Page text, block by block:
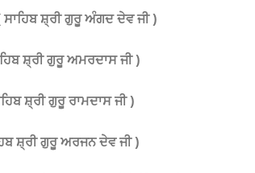
ਸ਼੍ਰੀ ਗੁਰੂ ਅੰਗਦ ਦੇਵ ਜੀ )
ਸ਼੍ਰੀ ਗੁਰੂ ਅਮਰਦਾਸ ਜੀ )
ਸ਼੍ਰੀ ਗੁਰੂ ਰਾਮਦਾਸ ਜੀ )
ਸ਼੍ਰੀ ਗੁਰੂ ਅਰਜਨ ਦੇਵ ਜੀ )